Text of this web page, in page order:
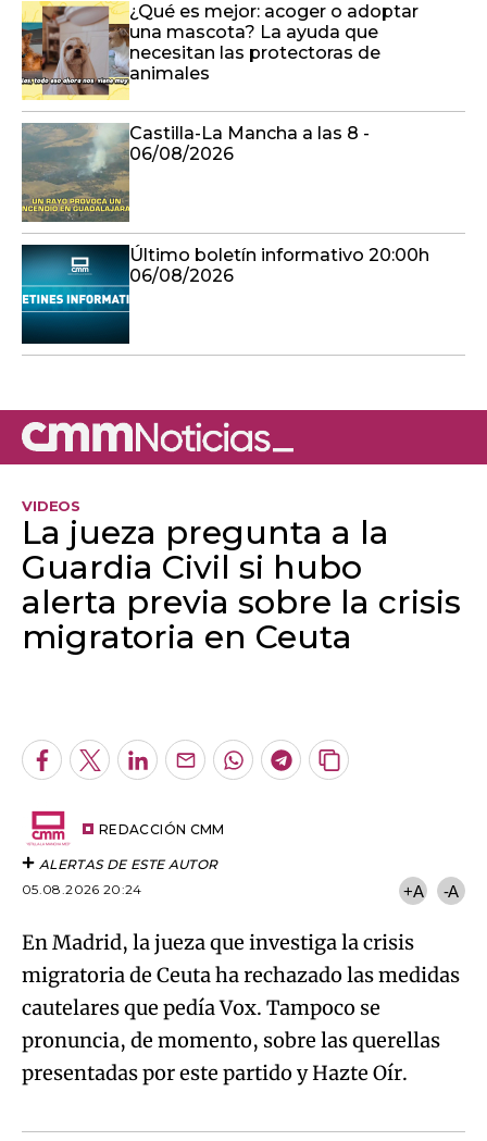
¿Qué es mejor: acoger o adoptar
una mascota? La ayuda que
necesitan las protectoras de
animales
Castilla-La Mancha a las 8 -
06/08/2026
Último boletín informativo 20:00h
06/08/2026
VIDEOS
La jueza pregunta a la
Guardia Civil si hubo
alerta previa sobre la crisis
migratoria en Ceuta
Facebook
TwitterLinkedInEnviarWhatsapp
Telegram
Copiar
REDACCIÓN CMM
ALERTAS DE ESTE AUTOR
05.08.2026 20:24
+A -A
En Madrid, la jueza que investiga la crisis
migratoria de Ceuta ha rechazado las medidas
cautelares que pedía Vox. Tampoco se
pronuncia, de momento, sobre las querellas
presentadas por este partido y Hazte Oír.